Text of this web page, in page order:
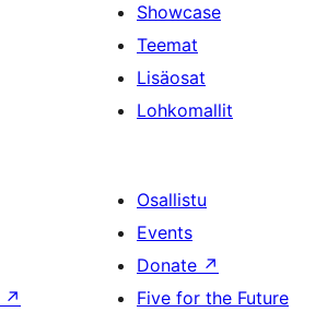
Showcase
Teemat
Lisäosat
Lohkomallit
↗
Osallistu
Events
Donate ↗
Five for the Future